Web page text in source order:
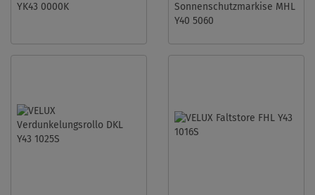
YK43 0000K
Sonnenschutzmarkise MHL
Y40 5060